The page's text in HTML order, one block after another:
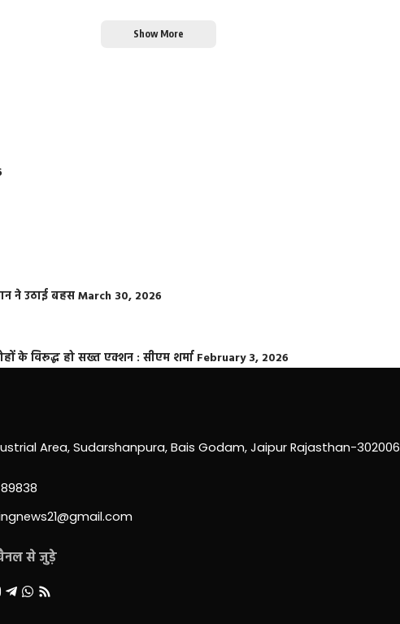
Show More
ने उठाई बहसMarch 30, 2026
के विरूद्ध हो सख्त एक्शन : सीएम शर्मा February 3, 2026
Area, Sudarshanpura, Bais Godam, Jaipur Rajasthan-302006
से जुड़े